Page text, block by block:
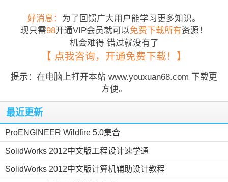
好消息： 为了回馈广大用户能学习更多知识。
现只需98开通VIP会员就可以免费下载所有资源！
机会难得 错过就没有了
【 点我咨询，开通免费下载！】
提示：在电脑上打开本站 www.youxuan68.com 下载更
方便。
最近更新
ProENGINEER Wildfire 5.0集合
SolidWorks 2012中文版工程设计速学通
SolidWorks 2012中文版计算机辅助设计教程